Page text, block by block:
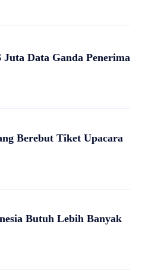
Data Ganda Penerima
Berebut Tiket Upacara
Butuh Lebih Banyak